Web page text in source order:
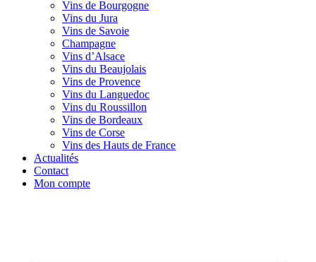
Vins de Bourgogne
Vins du Jura
Vins de Savoie
Champagne
Vins d’Alsace
Vins du Beaujolais
Vins de Provence
Vins du Languedoc
Vins du Roussillon
Vins de Bordeaux
Vins de Corse
Vins des Hauts de France
Actualités
Contact
Mon compte